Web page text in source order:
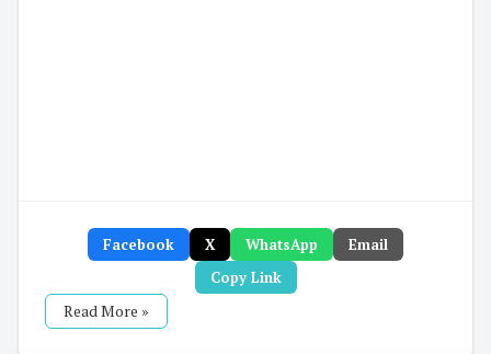
Facebook X WhatsApp
Email
Copy Link
Read More »